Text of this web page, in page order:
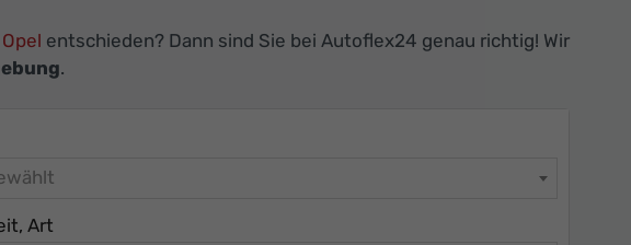
Opel entschieden? Dann sind Sie bei Autoflex24 genau richtig! Wir
.
Art